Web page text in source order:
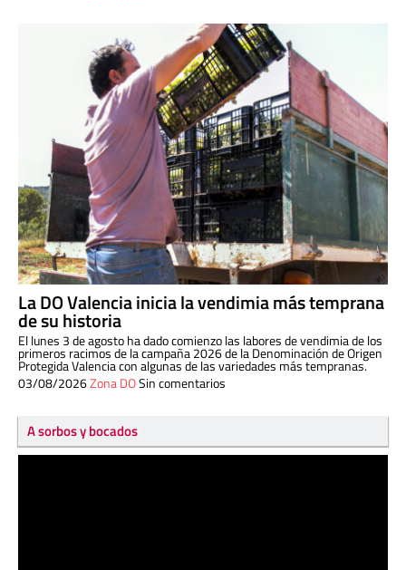
La DO Valencia inicia la vendimia más temprana
de su historia
El lunes 3 de agosto ha dado comienzo las labores de vendimia de los
primeros racimos de la campaña 2026 de la Denominación de Origen
Protegida Valencia con algunas de las variedades más tempranas.
03/08/2026Zona DOSin comentarios
A sorbos y bocados